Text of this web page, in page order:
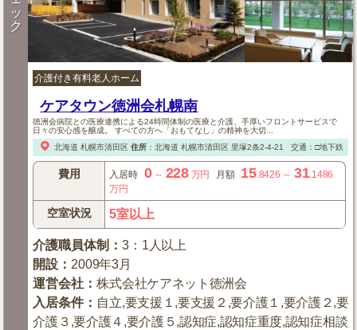
ッ
ク
介護付き有料老人ホーム
ケアタウン徳洲会札幌南
徳洲会病院との医療連携による24時間体制の医療と介護、手厚いフロントサービスで
日々の安心感を醸成。 すべての方へ「おもてなし」の精神を大切...
北海道 札幌市清田区 住所： 北海道 札幌市清田区里塚2条2-4-21 交通：□地下鉄「
費用 入居時 0～ 228 万円 月額 15.8426 ～ 31.1486
万円
空室状況 5室以上
介護職員体制 ：3：1人以上
開設 ： 2009年3月
運営会社 ：株式会社ケアネット徳洲会
入居条件： 自立,要支援１,要支援２,要介護１,要介護２,要
介護３,要介護４,要介護５,認知症,認知症重度,認知症相談